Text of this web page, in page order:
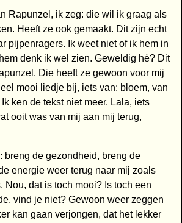
Rapunzel, ik zeg: die wil ik graag als
Heeft ze ook gemaakt. Dit zijn echt
pijpenragers. Ik weet niet of ik hem in
denk ik wel zien. Geweldig hè? Dit
Die heeft ze gewoon voor mij
mooi liedje bij, iets van: bloem, van
ken de tekst niet meer. Lala, iets
ooit was van mij aan mij terug,
breng de gezondheid, breng de
energie weer terug naar mij zoals
Nou, dat is toch mooi? Is toch een
vind je niet? Gewoon weer zeggen
kan gaan verjongen, dat het lekker